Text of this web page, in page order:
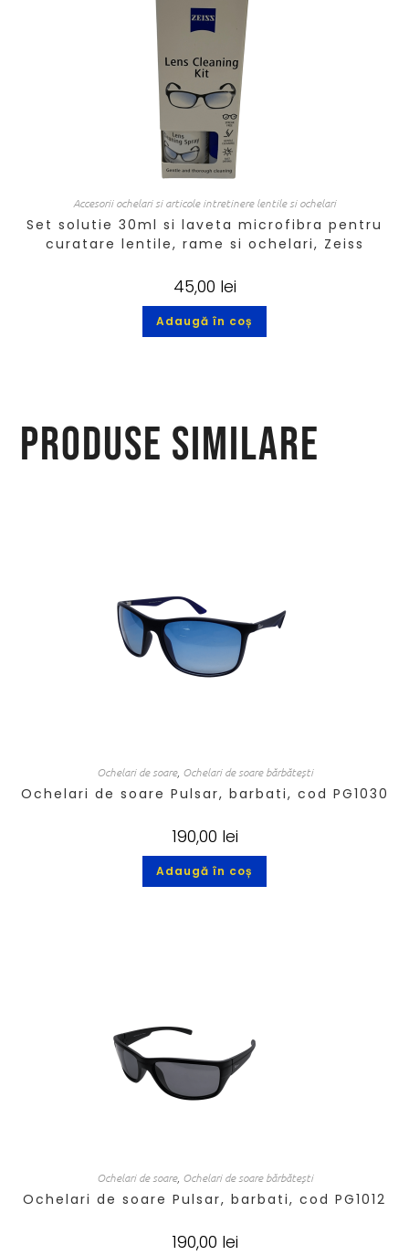
Accesorii ochelari si articole intretinere lentile si ochelari
Set solutie 30ml si laveta microfibra pentru
curatare lentile, rame si ochelari, Zeiss
45,00 lei
Adaugă în coș
Produse similare
Ochelari de soare, Ochelari de soare bărbătești
Ochelari de soare Pulsar, barbati, cod PG1030
190,00 lei
Adaugă în coș
Ochelari de soare, Ochelari de soare bărbătești
Ochelari de soare Pulsar, barbati, cod PG1012
190,00 lei